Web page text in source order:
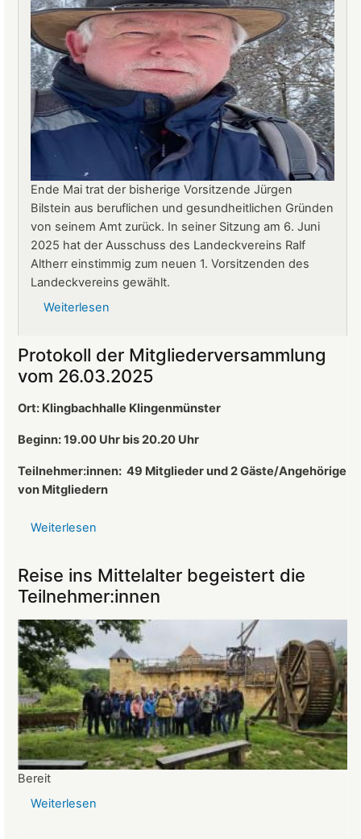
Ende Mai trat der bisherige Vorsitzende Jürgen
Bilstein aus beruflichen und gesundheitlichen Gründen
von seinem Amt zurück. In seiner Sitzung am 6. Juni
2025 hat der Ausschuss des Landeckvereins Ralf
Altherr einstimmig zum neuen 1. Vorsitzenden des
Landeckvereins gewählt.
Weiterlesen
ist
neuer
1.
Vorsitzender
des
Protokoll der Mitgliederversammlung
vom 26.03.2025
Ort: Klingbachhalle Klingenmünster
Beginn: 19.00 Uhr bis 20.20 Uhr
Teilnehmer:innen: 49 Mitglieder und 2 Gäste/Angehörige
von Mitgliedern
Weiterlesen
Mitgliederversammlung
vom
26.03.2025
Reise ins Mittelalter begeistert die
Teilnehmer:innen
Bereit
Weiterlesen